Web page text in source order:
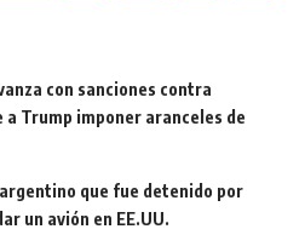
con sanciones contra
Trump imponer aranceles de
que fue detenido por
un avión en EE.UU.